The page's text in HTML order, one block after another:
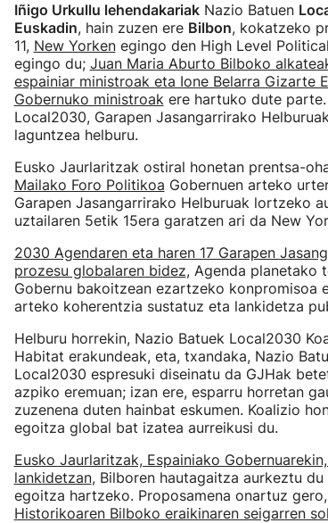
Iñigo Urkullu lehendakariakNazio Batuen
Euskadin, hain zuzen ere Bilbon, kokatzeko
11, New Yorkenegingo den High Level
egingo du; Juan Maria Aburto Bilboko
espainiar ministroak eta Ione Belarra Gizarte
Gobernuko ministroakere hartuko dute parte.
Local2030, Garapen Jasangarrirako
laguntzea helburu.
Eusko Jaurlaritzak ostiral honetan prentsa-
Mailako Foro Politikoa Gobernuen arteko
Garapen Jasangarrirako Helburuak lortzeko
uztailaren 5etik 15era garatzen ari da New
2030 Agendaren eta haren 17 Garapen
prozesu globalaren bidez, Agenda planetako
Gobernu bakoitzean ezartzeko konpromisoa
arteko koherentzia sustatuz eta lankidetza
Helburu horrekin, Nazio Batuek Local2030
Habitat erakundeak, eta, txandaka, Nazio
Local2030 espresuki diseinatu da GJHak
azpiko eremuan; izan ere, esparru horretan
zuzenena duten hainbat eskumen. Koalizio
egoitza global bat izatea aurreikusi du.
Eusko Jaurlaritzak, Espainiako
lankidetzan, Bilboren hautagaitza aurkeztu
egoitza hartzeko. Proposamena onartuz
Historikoaren Bilboko eraikinaren seigarren